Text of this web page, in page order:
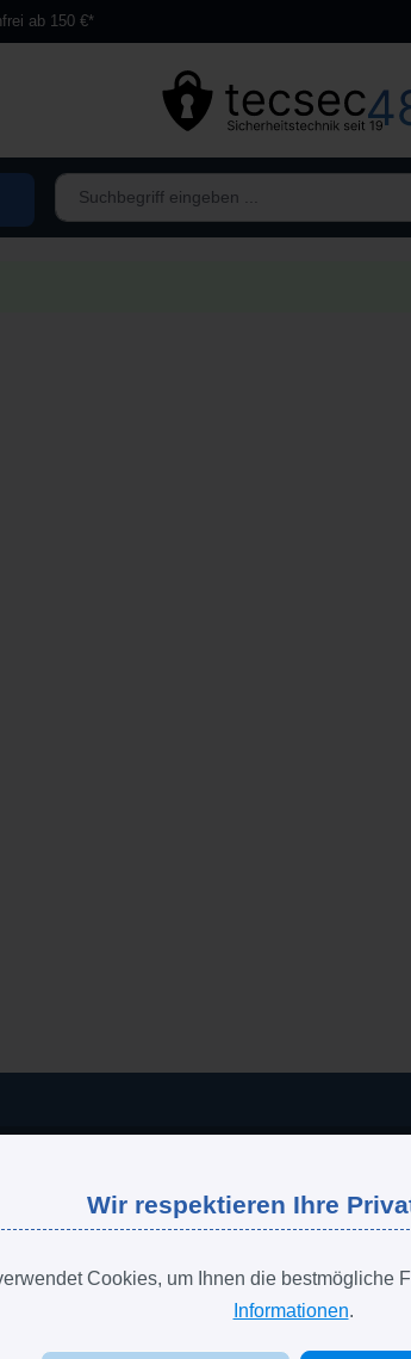
ab 150 €*
Neuigkeiten informiert werden
ist durch reCAPTCHA geschützt und es gelten
Wir respektieren Ihre
Cookies, um Ihnen die bestmögliche
Informationen.